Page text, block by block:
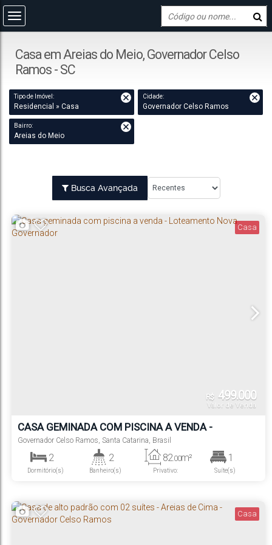
Casa em Areias do Meio, Governador Celso
Ramos - SC
Tipo de Imóvel:
Residencial » Casa
Cidade:
Governador Celso Ramos
Bairro:
Areias do Meio
Busca Avançada
Casa
R$ 499.000
Valor de Venda
CASA GEMINADA COM PISCINA A VENDA -
LOTEAMENTO NOVA GOVERNADOR
Governador Celso Ramos, Santa Catarina, Brasil
2
Dormitório(s)
2
Banheiro(s) Privativo:
82 .00m² 1
Suíte(s)
Casa